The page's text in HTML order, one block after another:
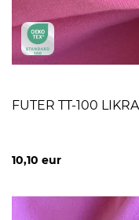
FUTER TT-100
10,10 eur